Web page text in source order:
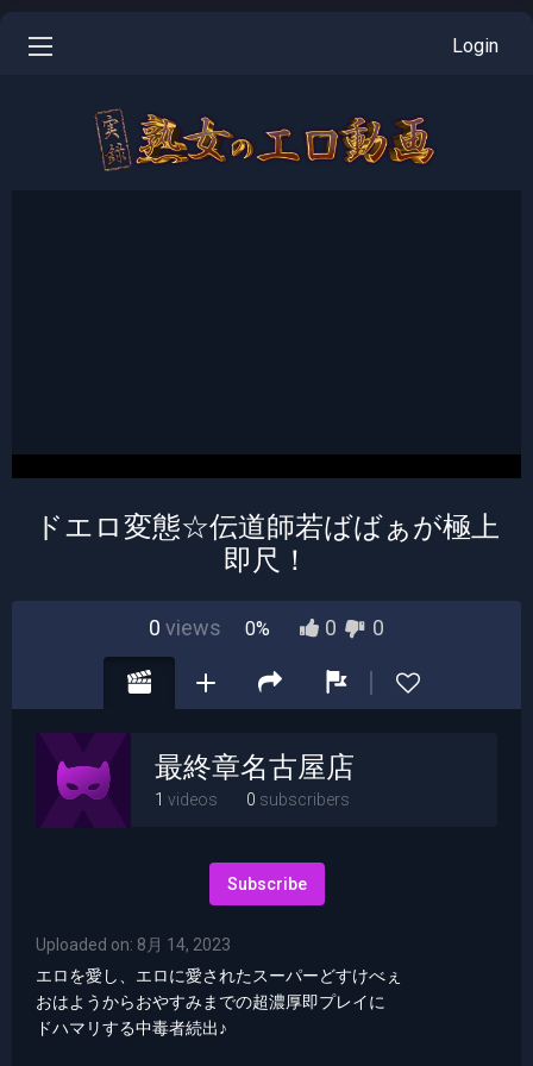
Login
ドエロ変態☆伝道師若ばばぁが極上
即尺！
0 views 0% 0 0
最終章名古屋店
1 videos 0 subscribers
Subscribe
Uploaded on: 8月 14, 2023
エロを愛し、エロに愛されたスーパーどすけべぇ
おはようからおやすみまでの超濃厚即プレイに
ドハマリする中毒者続出♪